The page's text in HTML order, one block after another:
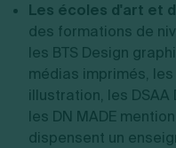
Les écoles d'art et
des formations de
les BTS Design
médias imprimés,
illustration, les
les DN MADE
dispensent un